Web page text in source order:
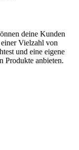
deine Kunden
Vielzahl von
und eine eigene
Produkte anbieten.